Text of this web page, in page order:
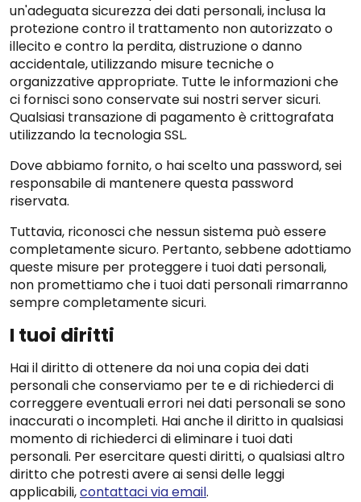
un'adeguata sicurezza dei dati personali, inclusa la
protezione contro il trattamento non autorizzato o
illecito e contro la perdita, distruzione o danno
accidentale, utilizzando misure tecniche o
organizzative appropriate. Tutte le informazioni che
ci fornisci sono conservate sui nostri server sicuri.
Qualsiasi transazione di pagamento è crittografata
utilizzando la tecnologia SSL.
Dove abbiamo fornito, o hai scelto una password, sei
responsabile di mantenere questa password
riservata.
Tuttavia, riconosci che nessun sistema può essere
completamente sicuro. Pertanto, sebbene adottiamo
queste misure per proteggere i tuoi dati personali,
non promettiamo che i tuoi dati personali rimarranno
sempre completamente sicuri.
I tuoi diritti
Hai il diritto di ottenere da noi una copia dei dati
personali che conserviamo per te e di richiederci di
correggere eventuali errori nei dati personali se sono
inaccurati o incompleti. Hai anche il diritto in qualsiasi
momento di richiederci di eliminare i tuoi dati
personali. Per esercitare questi diritti, o qualsiasi altro
diritto che potresti avere ai sensi delle leggi
applicabili,contattaci via email.